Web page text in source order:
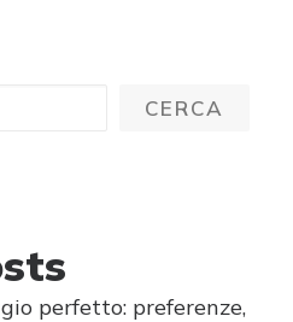
CERCA
perfetto: preferenze,